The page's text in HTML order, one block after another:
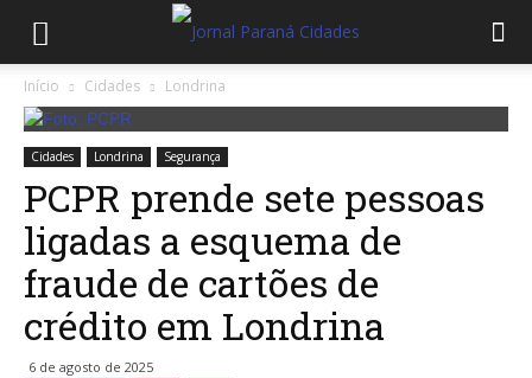
Início Cidades Londrina
Cidades Londrina Segurança
PCPR prende sete pessoas
ligadas a esquema de
fraude de cartões de
crédito em Londrina
6 de agosto de 2025